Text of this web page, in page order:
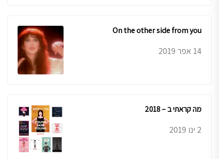
On the other side from you
14 אפר 2019
מה קראתי ב – 2018
2 ינו 2019